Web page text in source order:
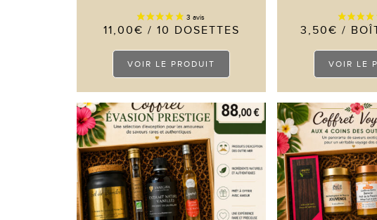
11,00€ / 10 DOSETTES
VOIR LE PRODUIT
Ce
a
variations.
Les
options
peuvent
être
choisies
sur
la
page
du
produit
3,50€ /
VOIR LE